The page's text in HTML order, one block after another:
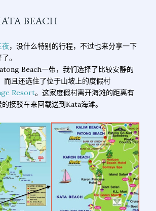
BEACH
夜，没什么特别的行程，不过也来分享一下
。
Beach一带，我们选择了比较安静的
而且还选住了位于山坡上的度假村
Resort。这家度假村离开海滩的距离有
接驳车来回载送到Kata海滩。